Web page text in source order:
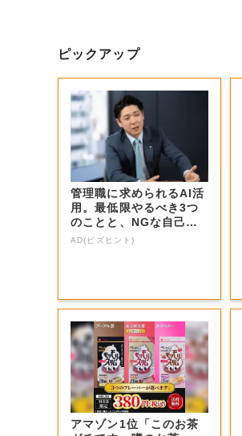
ピックアップ
管理職に求められるAI活
用。最低限やるべき3つ
のことと、NGな自己認
識
AD(ビズヒント)
アマゾン1位「このお茶